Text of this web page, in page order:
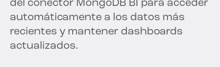
del conector MongoDB BI para acceder
automáticamente a los datos más
recientes y mantener dashboards
actualizados.